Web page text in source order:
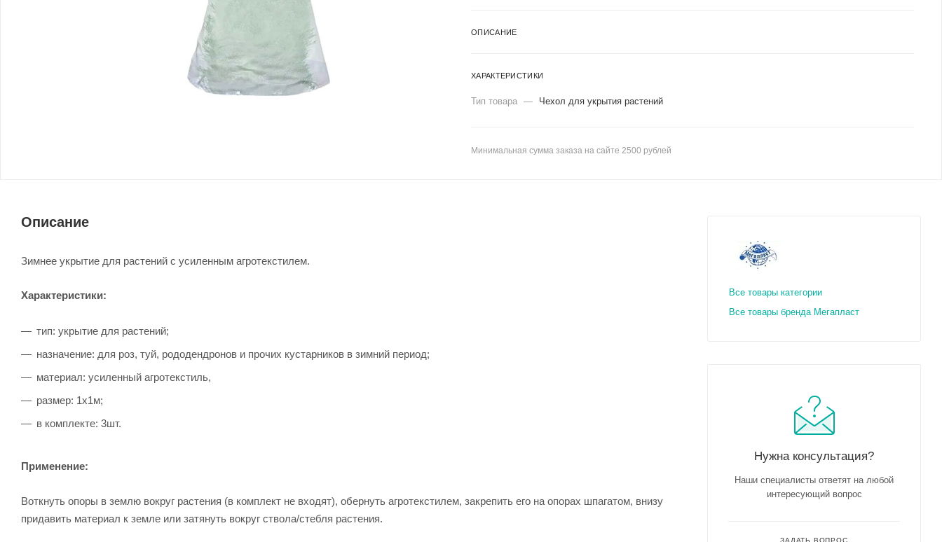
ОПИСАНИЕ
ХАРАКТЕРИСТИКИ
Тип товара — Чехол для укрытия растений
Минимальная сумма заказа на сайте 2500 рублей
Описание
Зимнее укрытие для растений с усиленным агротекстилем.
Характеристики:
тип: укрытие для растений;
назначение: для роз, туй, рододендронов и прочих кустарников в зимний период;
материал: усиленный агротекстиль,
размер: 1х1м;
в комплекте: 3шт.
Применение:
Воткнуть опоры в землю вокруг растения (в комплект не входят), обернуть агротекстилем, закрепить его на опорах шпагатом, внизу
придавить материал к земле или затянуть вокруг ствола/стебля растения.
Все товары категории
Все товары бренда Мегапласт
Нужна консультация?
Наши специалисты ответят на любой
интересующий вопрос
ЗАДАТЬ ВОПРОС